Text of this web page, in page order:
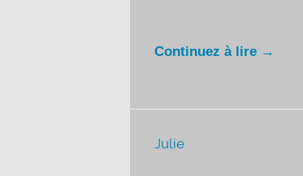
Continuez à lire →
Julie